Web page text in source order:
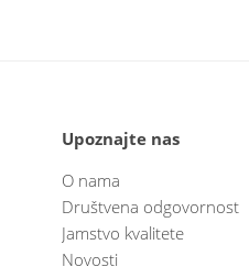
Upoznajte nas
O nama
Društvena odgovornost
Jamstvo kvalitete
Novosti